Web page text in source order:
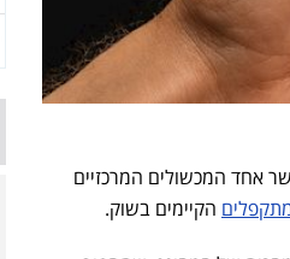
אחד המכשולים המרכזיים
הקיימים בשוק.